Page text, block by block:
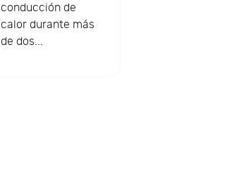
conducción de
calor durante más
de dos...